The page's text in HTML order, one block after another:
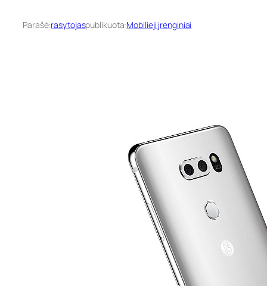
Parašė:rasytojaspublikuota:Mobilieji įrenginiai